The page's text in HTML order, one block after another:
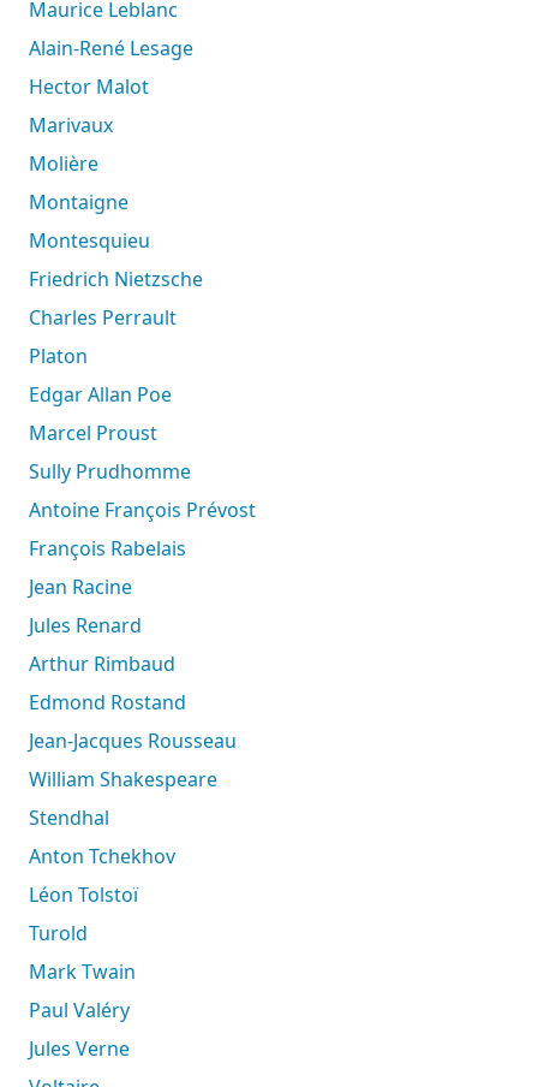
Maurice Leblanc
Alain-René Lesage
Hector Malot
Marivaux
Molière
Montaigne
Montesquieu
Friedrich Nietzsche
Charles Perrault
Platon
Edgar Allan Poe
Marcel Proust
Sully Prudhomme
Antoine François Prévost
François Rabelais
Jean Racine
Jules Renard
Arthur Rimbaud
Edmond Rostand
Jean-Jacques Rousseau
William Shakespeare
Stendhal
Anton Tchekhov
Léon Tolstoï
Turold
Mark Twain
Paul Valéry
Jules Verne